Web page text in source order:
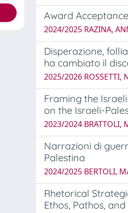
Award
2024/2025 RAZINA,
Disperazione,
ha cambiato il
2025/2026 ROSSETTI,
Framing the
on the Israeli-
2023/2024 BRATTOLI,
Narrazioni di
Palestina
2024/2025 BERTOLI,
Rhetorical
Ethos, Pathos,